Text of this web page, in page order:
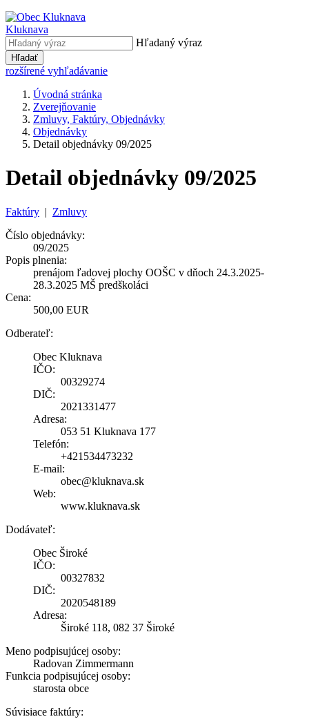
Kluknava
Hľadaný výraz
Hľadať
rozšírené vyhľadávanie
Úvodná stránka
Zverejňovanie
Zmluvy, Faktúry, Objednávky
Objednávky
Detail objednávky 09/2025
Detail objednávky 09/2025
Faktúry | Zmluvy
Číslo objednávky:
09/2025
Popis plnenia:
prenájom ľadovej plochy OOŠC v dňoch 24.3.2025-
28.3.2025 MŠ predškoláci
Cena:
500,00 EUR
Odberateľ:
Obec Kluknava
IČO:
00329274
DIČ:
2021331477
Adresa:
053 51 Kluknava 177
Telefón:
+421534473232
E-mail:
obec@kluknava.sk
Web:
www.kluknava.sk
Dodávateľ:
Obec Široké
IČO:
00327832
DIČ:
2020548189
Adresa:
Široké 118, 082 37 Široké
Meno podpisujúcej osoby:
Radovan Zimmermann
Funkcia podpisujúcej osoby:
starosta obce
Súvisiace faktúry: